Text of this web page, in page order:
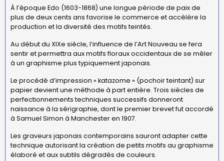
À l’époque Edo (1603-1868) une longue période de paix de
plus de deux cents ans favorise le commerce et accélère la
production et la diversité des motifs teintés.
Au début du XIXe siècle, l’influence de l’Art Nouveau se fera
sentir et permettra aux motifs floraux occidentaux de se mêler
à un graphisme plus typiquement japonais.
Le procédé d’impression « katazome » (pochoir teintant) sur
papier devient une méthode à part entière. Trois siècles de
perfectionnements techniques successifs donneront
naissance à la sérigraphie, dont le premier brevet fut accordé
à Samuel Simon à Manchester en 1907.
Les graveurs japonais contemporains sauront adapter cette
technique autorisant la création de petits motifs au graphisme
élaboré et aux subtils dégradés de couleurs.